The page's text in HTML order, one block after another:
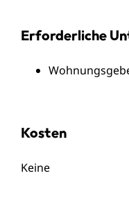
Erforderliche
Kosten
Keine